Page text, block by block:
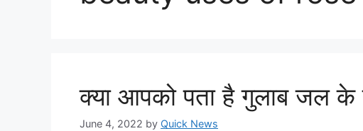
क्या आपको पता है गुलाब जल के
June 4, 2022 by Quick News